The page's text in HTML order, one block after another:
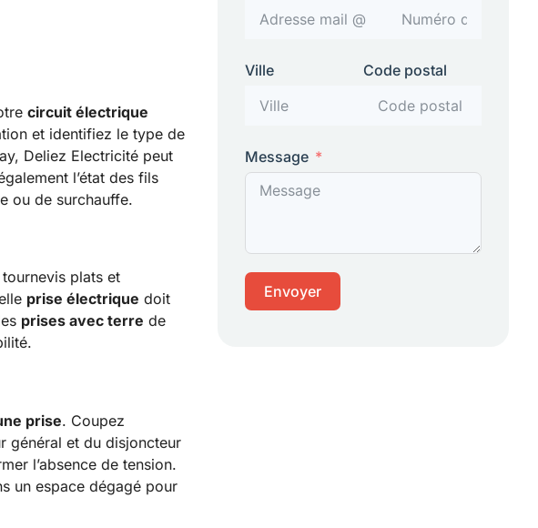
circuit électrique
et identifiez le type de
Deliez Electricité peut
l’état des fils
ou de surchauffe.
plats et
prise électrique doit
prises avec terre de
prise. Coupez
général et du disjoncteur
l’absence de tension.
un espace dégagé pour
Ville Code postal
Message
Envoyer